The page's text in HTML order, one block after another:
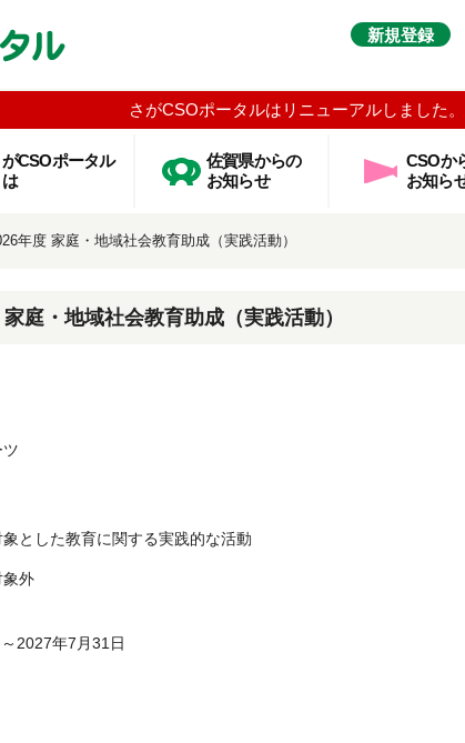
新規登録
さがCSOポータルはリニューアルしました
がCSOポータル
佐賀県からの
お知らせ
CSOか
お知ら
年度 家庭・地域社会教育助成（実践活動）
庭・地域社会教育助成（実践活動）
とした教育に関する実践的な活動
外
2027年7月31日